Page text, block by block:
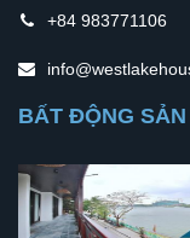
+84 983771106
BẤT ĐỘNG